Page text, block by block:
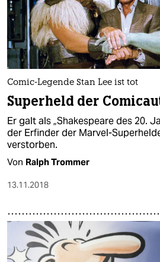
Comic-Legende Stan Lee ist tot
Superheld der
Er galt als „Shakespeare des 20.
der Erfinder der Marvel-
verstorben.
Von Ralph Trommer
13.11.2018